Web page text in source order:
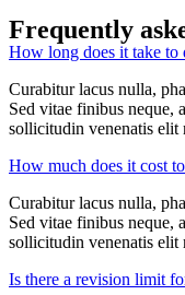
Frequently
How long does it take to
Curabitur lacus nulla,
Sed vitae finibus neque,
sollicitudin venenatis elit
How much does it cost
Curabitur lacus nulla,
Sed vitae finibus neque,
sollicitudin venenatis elit
Is there a revision limit